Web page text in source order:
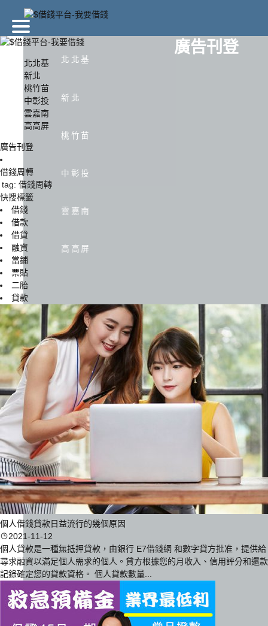
廣告刊登
北北基
新北
桃竹苗
中彰投
雲嘉南
高高屏
北北基
新北
桃竹苗
中彰投
雲嘉南
高高屏
廣告刊登
借錢周轉
tag: 借錢周轉
快搜標籤
借錢
借款
借貸
融資
當鋪
票貼
二胎
貸款
個人借錢貸款日益流行的幾個原因
2021-11-12
個人貸款是一種無抵押貸款，由銀行 E7借錢網 和數字貸方批准，提供給
尋求融資以滿足個人需求的個人。貸方根據您的月收入、信用評分和還款
記錄確定您的貸款資格。 個人貸款數量...